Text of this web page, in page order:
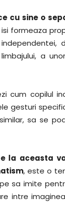
cu sine o
formeaza
a
cum copilul
gesturi
sa se
la aceasta
, este o
sa imite
intre